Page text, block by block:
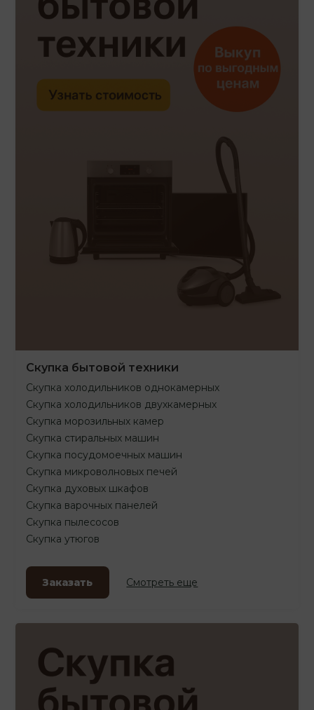
Скупка бытовой техники
Скупка холодильников однокамерных
Скупка холодильников двухкамерных
Скупка морозильных камер
Скупка стиральных машин
Скупка посудомоечных машин
Скупка микроволновых печей
Скупка духовых шкафов
Скупка варочных панелей
Скупка пылесосов
Скупка утюгов
Заказать Смотреть еще